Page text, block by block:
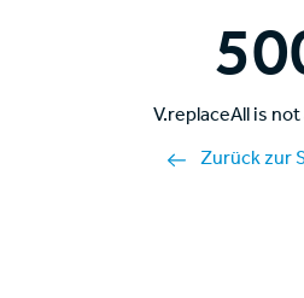
V.replaceAll is
Zurück zur